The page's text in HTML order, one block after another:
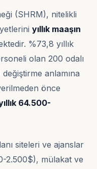
(SHRM), nitelikli
yıllık maaşın
%73,8 yıllık
olan 200 odalı
anlamına
önce
64.500-
siteleri ve ajanslar
2.500$), mülakat ve